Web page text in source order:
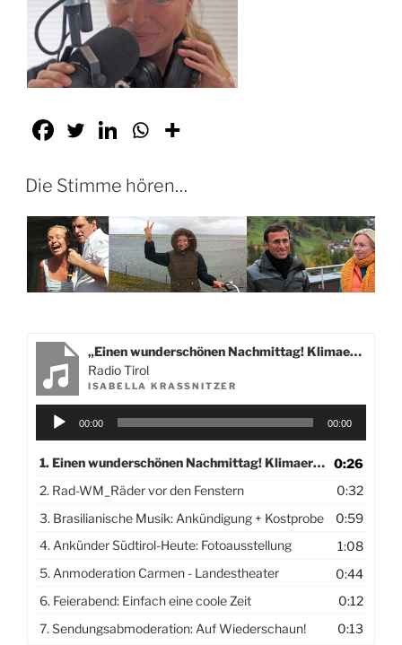
Die Stimme hören…
„Einen wunderschönen Nachmittag! Klimaerwärmung“
Radio Tirol
ISABELLA KRASSNITZER
Audio-
Player
00:00 00:00
1.Einen wunderschönen Nachmittag! Klimaerwärmung
0:26
2. Rad-WM_Räder vor den Fenstern
0:32
3. Brasilianische Musik: Ankündigung + Kostprobe
0:59
4. Ankünder Südtirol-Heute: Fotoausstellung
1:08
5. Anmoderation Carmen - Landestheater
0:44
6. Feierabend: Einfach eine coole Zeit
0:12
7.Sendungsabmoderation: Auf Wiederschaun! 0:13